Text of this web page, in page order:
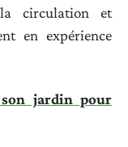
circulation et
en expérience
jardin pour